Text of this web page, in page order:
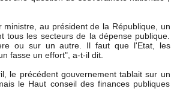
au président de la République, un
tous les secteurs de la dépense publique.
ou sur un autre. Il faut que l'Etat, les
fasse un effort", a-t-il dit.
le précédent gouvernement tablait sur un
le Haut conseil des finances publiques